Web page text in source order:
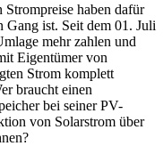
haben dafür
Gang ist. Seit dem 01. Juli
mehr zahlen und
Eigentümer von
Strom komplett
braucht einen
bei seiner PV-
von Solarstrom über